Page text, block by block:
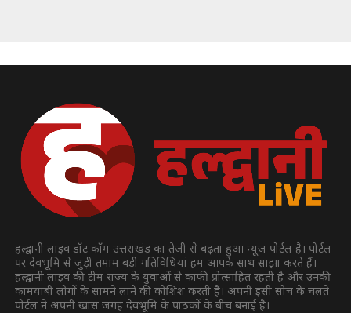
हल्द्वानी लाइव डॉट कॉम उत्तराखंड का तेजी से बढ़ता हुआ न्यूज पोर्टल है। पोर्टल
पर देवभूमि से जुड़ी तमाम बड़ी गतिविधियां हम आपके साथ साझा करते हैं।
हल्द्वानी लाइव की टीम राज्य के युवाओं से काफी प्रोत्साहित रहती है और उनकी
कामयाबी लोगों के सामने लाने की कोशिश करती है। अपनी इसी सोच के चलते
पोर्टल ने अपनी खास जगह देवभूमि के पाठकों के बीच बनाई है।